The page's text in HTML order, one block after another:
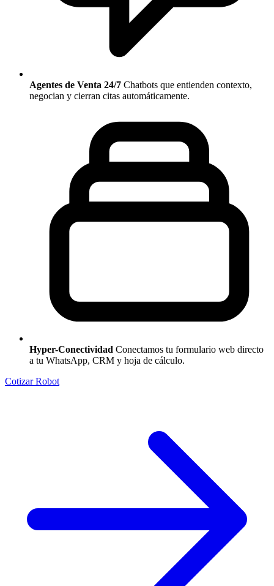
Agentes de Venta 24/7 Chatbots que entienden contexto,
negocian y cierran citas automáticamente.
Hyper-Conectividad Conectamos tu formulario web directo
a tu WhatsApp, CRM y hoja de cálculo.
Cotizar Robot